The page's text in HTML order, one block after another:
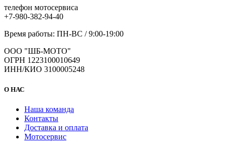
телефон мотосервиса
+7-980-382-94-40
Время работы: ПН-ВС / 9:00-19:00
ООО "ШБ-МОТО"
ОГРН 1223100010649
ИНН/КИО 3100005248
О НАС
Наша команда
Контакты
Доставка и оплата
Мотосервис